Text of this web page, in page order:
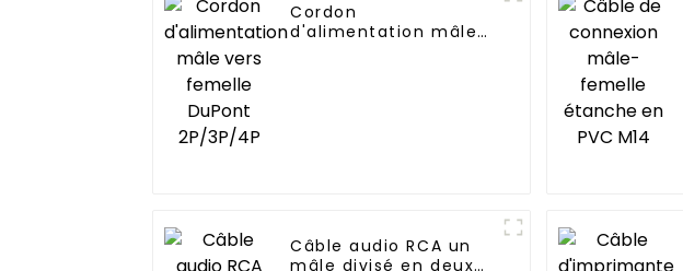
Cordon
d'alimentation mâle
Câble audio RCA un
mâle divisé en deux